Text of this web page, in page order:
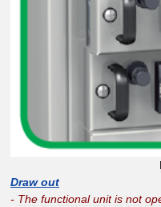
Draw out
- The functional unit is not